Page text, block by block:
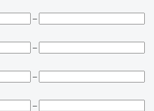
–
–
–
–